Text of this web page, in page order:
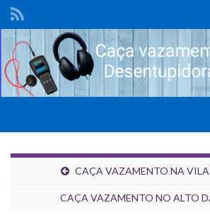
CAÇA VAZAMENTO NA
CAÇA VAZAMENTO NO ALTO